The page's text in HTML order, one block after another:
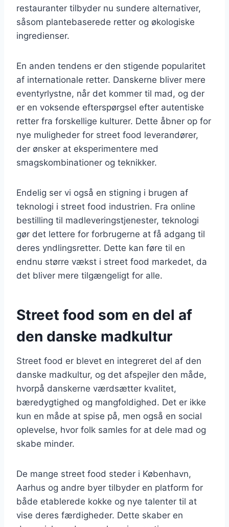
restauranter tilbyder nu sundere alternativer,
såsom plantebaserede retter og økologiske
ingredienser.
En anden tendens er den stigende popularitet
af internationale retter. Danskerne bliver mere
eventyrlystne, når det kommer til mad, og der
er en voksende efterspørgsel efter autentiske
retter fra forskellige kulturer. Dette åbner op for
nye muligheder for street food leverandører,
der ønsker at eksperimentere med
smagskombinationer og teknikker.
Endelig ser vi også en stigning i brugen af
teknologi i street food industrien. Fra online
bestilling til madleveringstjenester, teknologi
gør det lettere for forbrugerne at få adgang til
deres yndlingsretter. Dette kan føre til en
endnu større vækst i street food markedet, da
det bliver mere tilgængeligt for alle.
Street food som en del af
den danske madkultur
Street food er blevet en integreret del af den
danske madkultur, og det afspejler den måde,
hvorpå danskerne værdsætter kvalitet,
bæredygtighed og mangfoldighed. Det er ikke
kun en måde at spise på, men også en social
oplevelse, hvor folk samles for at dele mad og
skabe minder.
De mange street food steder i København,
Aarhus og andre byer tilbyder en platform for
både etablerede kokke og nye talenter til at
vise deres færdigheder. Dette skaber en